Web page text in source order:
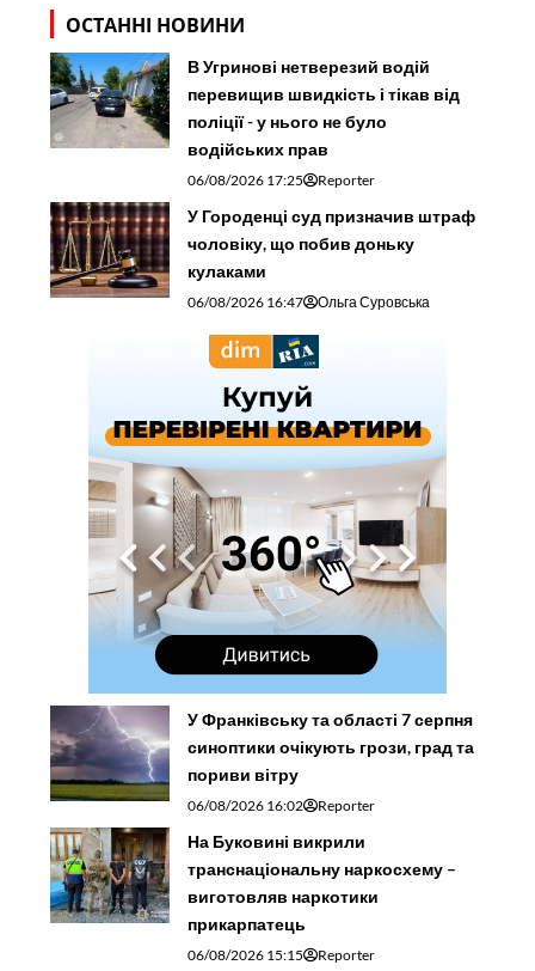
ОСТАННІ НОВИНИ
В Угринові нетверезий водій
перевищив швидкість і тікав від
поліції - у нього не було
водійських прав
06/08/2026 17:25 Reporter
У Городенці суд призначив штраф
чоловіку, що побив доньку
кулаками
06/08/2026 16:47 Ольга Суровська
У Франківську та області 7 серпня
синоптики очікують грози, град та
пориви вітру
06/08/2026 16:02 Reporter
На Буковині викрили
транснаціональну наркосхему –
виготовляв наркотики
прикарпатець
06/08/2026 15:15 Reporter